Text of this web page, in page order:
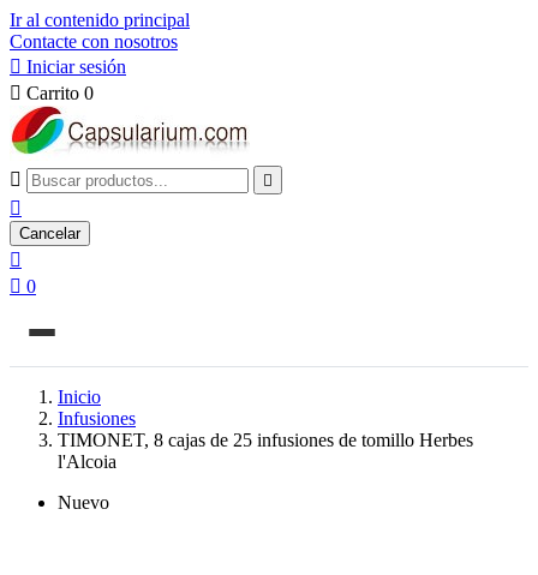
Ir al contenido principal
Contacte con nosotros
 Iniciar sesión
 Carrito 0
 

Cancelar

 0
Inicio
Infusiones
TIMONET, 8 cajas de 25 infusiones de tomillo Herbes
l'Alcoia
Nuevo